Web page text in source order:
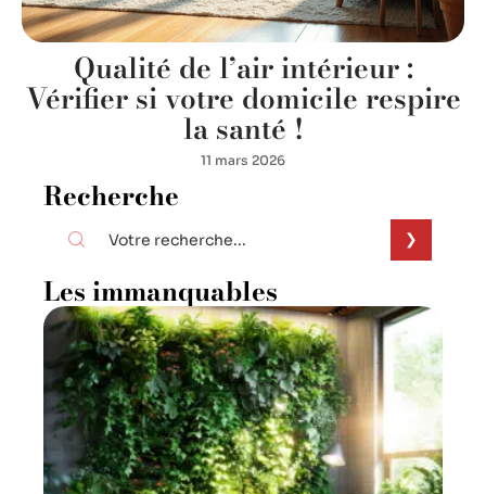
Qualité de l’air intérieur :
Vérifier si votre domicile respire
la santé !
11 mars 2026
Recherche
Les immanquables